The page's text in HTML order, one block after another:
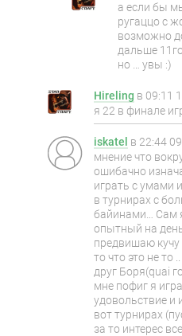
а если бы
ругаццо с
возможно
дальше
но … увы :)
Hireling в 09:11
я 22 в финале
iskatel в 22:44
мнение что
ошибачно
играть с умами
в турнирах с
байинами… Сам
опытный на
предвишаю
то что это не то
друг Боря(quai
мне пофиг я
удовольствие и
вот турнирах
за то интерес